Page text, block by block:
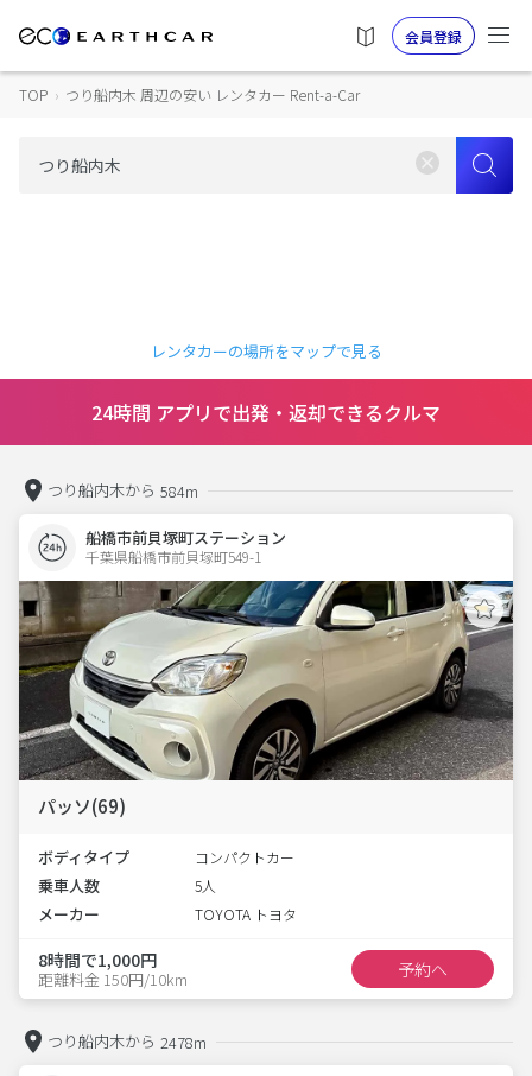
会員登録
TOP › つり船内木 周辺の安い レンタカー Rent-a-Car
レンタカーの場所をマップで見る
24時間 アプリで出発・返却できるクルマ
つり船内木から 584m
船橋市前貝塚町ステーション
千葉県船橋市前貝塚町549-1
パッソ(69)
ボディタイプ コンパクトカー
乗車人数 5人
メーカー TOYOTA トヨタ
8時間で1,000円
距離料金 150円/10km 予約へ
つり船内木から 2478m